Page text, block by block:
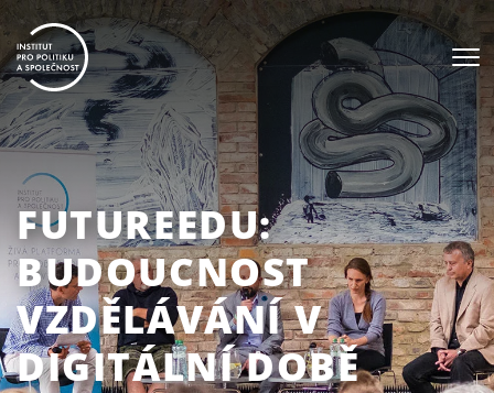
FUTUREEDU:
BUDOUCNOST
VZDĚLÁVÁNÍ V
DIGITÁLNÍ DOBĚ